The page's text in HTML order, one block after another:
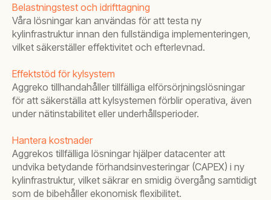
Belastningstest och idrifttagning
Våra lösningar kan användas för att testa ny
kylinfrastruktur innan den fullständiga implementeringen,
vilket säkerställer effektivitet och efterlevnad.
Effektstöd för kylsystem
Aggreko tillhandahåller tillfälliga elförsörjningslösningar
för att säkerställa att kylsystemen förblir operativa, även
under nätinstabilitet eller underhållsperioder.
Hantera kostnader
Aggrekos tillfälliga lösningar hjälper datacenter att
undvika betydande förhandsinvesteringar (CAPEX) i ny
kylinfrastruktur, vilket säkrar en smidig övergång samtidigt
som de bibehåller ekonomisk flexibilitet.